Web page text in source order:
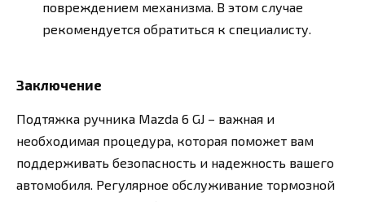
повреждением механизма. В этом случае
рекомендуется обратиться к специалисту.
Заключение
Подтяжка ручника Mazda 6 GJ – важная и
необходимая процедура, которая поможет вам
поддерживать безопасность и надежность вашего
автомобиля. Регулярное обслуживание тормозной